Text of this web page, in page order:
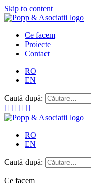
Skip to content
Ce facem
Proiecte
Contact
RO
EN
Caută după:
RO
EN
Caută după:
Ce facem